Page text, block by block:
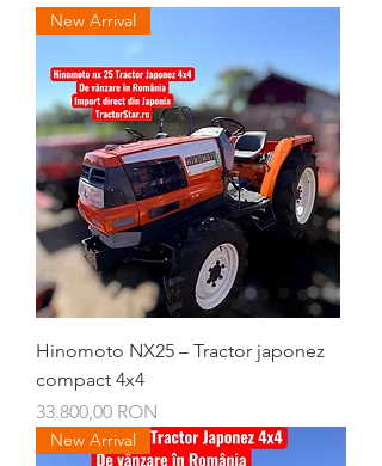
Conectează-te/Înregistrează-te
New Arrival
Hinomoto NX25 – Tractor japonez
compact 4x4
Preț
33.800,00 RON
New Arrival